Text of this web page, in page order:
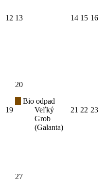
12 13 14 15 16
19
20
Bio odpad
Veľký
Grob
(Galanta)
21 22 23
27